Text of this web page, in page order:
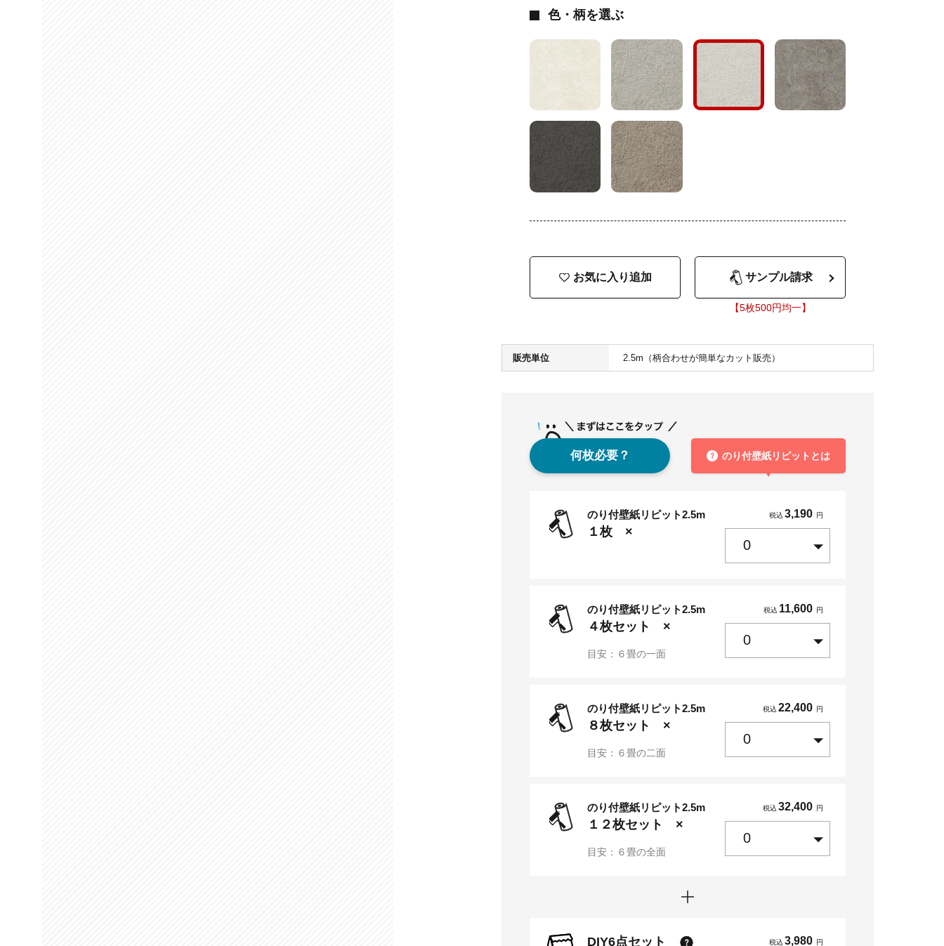
色・柄を選ぶ
お気に入り追加 サンプル請求
【5枚500円均一】
販売単位 2.5m（柄合わせが簡単なカット販売）
何枚必要？ のり付壁紙リピットとは
のり付壁紙リピット2.5m
１枚 ×
税込 3,190 円
のり付壁紙リピット2.5m
４枚セット ×
目安：６畳の一面
税込 11,600 円
のり付壁紙リピット2.5m
８枚セット ×
目安：６畳の二面
税込 22,400 円
のり付壁紙リピット2.5m
１２枚セット ×
目安：６畳の全面
税込 32,400 円
DIY6点セット 税込 3,980 円